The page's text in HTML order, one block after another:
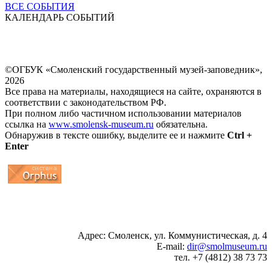
ВСЕ СОБЫТИЯ
КАЛЕНДАРЬ СОБЫТИЙ
©ОГБУК «Смоленский государственный музей-заповедник»,
2026
Все права на материалы, находящиеся на сайте, охраняются в
соответствии с законодательством РФ.
При полном либо частичном использовании материалов
ссылка на www.smolensk-museum.ru обязательна.
Обнаружив в тексте ошибку, выделите ее и нажмите Ctrl +
Enter
Адрес: Смоленск, ул. Коммунистическая, д. 4
E-mail: dir@smolmuseum.ru
тел. +7 (4812) 38 73 73